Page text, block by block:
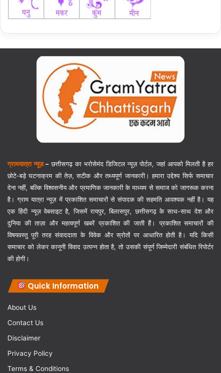
ग्रामयात्रा न्यूज़–छत्तीसगढ़ का भरोसेमंद डिजिटल न्यूज़ पोर्टल, जहां आपको मिलती है हर
छोटे-बड़े घटनाक्रम की तेज़, सटीक और तथ्यपूर्ण जानकारी। हमारा उद्देश्य सिर्फ समाचार
देना नहीं, बल्कि विश्वसनीय और प्रमाणिक जानकारी के माध्यम से समाज को जागरूक करना
है। ग्राम यात्रा न्यूज़ में प्रकाशित समाचारों से संपादक की सहमति आवश्यक नहीं है। यह
एक हिंदी न्यूज़ वेबसाइट है, जिसमें रायपुर, बिलासपुर, छत्तीसगढ़ के साथ-साथ देश और
दुनिया की ताज़ा और महत्वपूर्ण खबरें प्रकाशित की जाती हैं। प्रकाशित समाचारों की
विषयवस्तु पूरी तरह संवाददाता के विवेक और स्रोतों पर आधारित होती है। यदि किसी
समाचार को लेकर कानूनी विवाद उत्पन्न होता है, तो उसकी संपूर्ण जिम्मेदारी संबंधित रिपोर्टर
की होगी।
Quick Information
About Us
Contact Us
Disclaimer
Privacy Policy
Terms & Conditions